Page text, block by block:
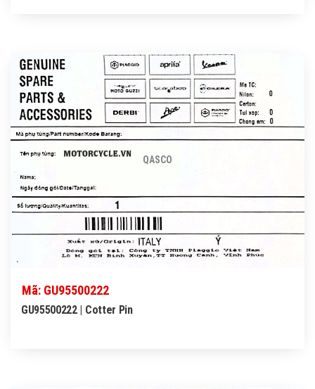
QASCO
Mã: GU95500222
GU95500222 | Cotter Pin